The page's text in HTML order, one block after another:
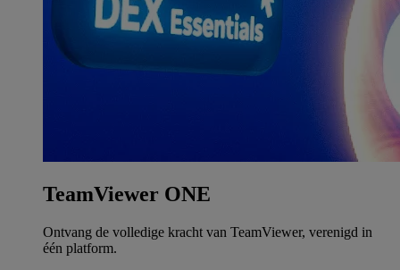
TeamViewer ONE
Ontvang de volledige kracht van TeamViewer, verenigd in
één platform.